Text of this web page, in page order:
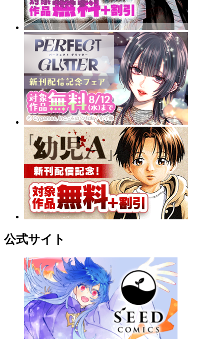
公式サイト